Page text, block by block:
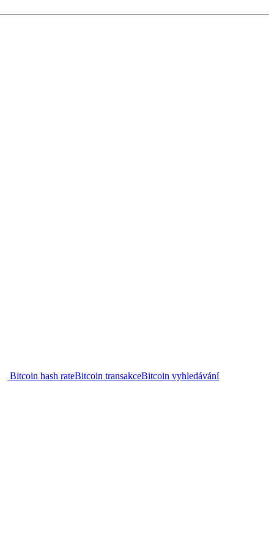
Bitcoin hash rateBitcoin transakceBitcoin vyhledávání